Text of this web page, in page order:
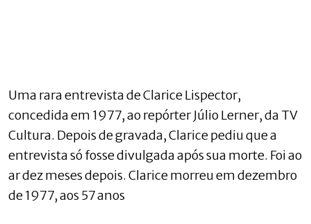
Uma rara entrevista de Clarice Lispector,
concedida em 1977, ao repórter Júlio Lerner, da TV
Cultura. Depois de gravada, Clarice pediu que a
entrevista só fosse divulgada após sua morte. Foi ao
ar dez meses depois. Clarice morreu em dezembro
de 1977, aos 57 anos